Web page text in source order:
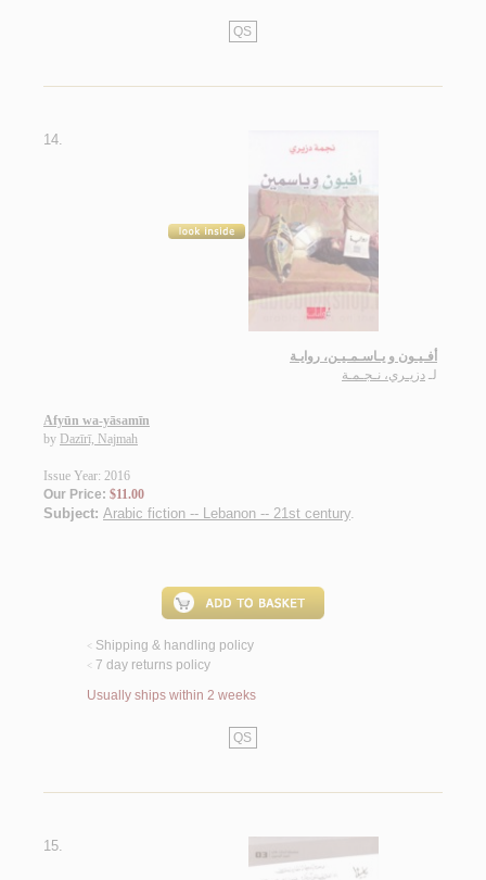
QS
14.
أفـيـون و يـاسـمـيـن، روايـة
لـ دزيـري، نـجـمـة
Afyūn wa-yāsamīn
by Dazīrī, Najmah
Issue Year: 2016
Our Price: $11.00
Subject: Arabic fiction -- Lebanon -- 21st century.
< Shipping & handling policy
< 7 day returns policy
Usually ships within 2 weeks
QS
15.